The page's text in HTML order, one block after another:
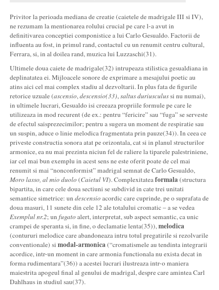
Privitor la perioada mediana de creatie (caietele de madrigale III si IV),
ne rezumam la mentionarea rolului crucial pe care l-a avut in
definitivarea conceptiei componistice a lui Carlo Gesualdo. Factorii de
influenta au fost, in primul rand, contactul cu un renumit centru cultural,
Ferrara, si, in al doilea rand, muzica lui Luzzaschi(31).
Ultimele doua caiete de madrigale(32) intrupeaza stilistica gesualdiana in
deplinatatea ei. Mijloacele sonore de exprimare a mesajului poetic au
atins aici cel mai complex stadiu al dezvoltarii. In plus fata de figurile
retorice uzuale (ascensio,descensio(33),saltus duriusculussi nu numai),
in ultimele lucrari, Gesualdo isi creeaza propriile formule pe care le
utilizeaza in mod recurent (de ex.: pentru “fericire” sau “fuga” se serveste
de efectul saisprezecimilor; pentru a sugera un moment de respiratie sau
un suspin, aduce o linie melodica fragmentata prin pauze(34)). In ceea ce
priveste constructia sonora atat pe orizontala, cat si in planul structurilor
armonice, ea nu mai prezinta niciun fel de raliere la tiparele palestriniene,
iar cel mai bun exemplu in acest sens ne este oferit poate de cel mai
renumit si mai “nonconformist” madrigal semnat de Carlo Gesualdo,
Moro lasso, al mio duolo(Caietul VI). Complexitateaformala(structura
bipartita, in care cele doua sectiuni se subdivid in cate trei unitati
semantice simetrice: undescensioacordic care cuprinde, pe o suprafata de
doua masuri, 11 sunete din cele 12 ale totalului cromatic – a se vedea
Exemplul nr.2; unfugatoalert, interpretat, sub aspect semantic, ca unic
crampei de speranta si, in fine, o declamatie lenta(35)),melodica
(contururi melodice care abandoneaza intru totul pregatirile si rezolvarile
conventionale) si modal-armonica(“cromatismele au tendinta integrarii
acordice, intr-un moment in care armonia functionala nu exista decat in
forma rudimentara”(36)) a acestei lucrari ilustreaza intr-o maniera
maiestrita apogeul final al genului de madrigal, despre care amintea Carl
Dahlhaus in studiul sau(37).